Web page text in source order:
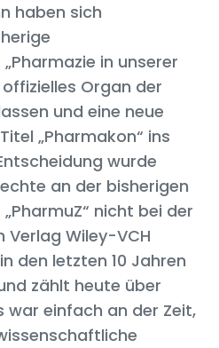
haben sich
in unserer
Organ der
und eine neue
„Pharmakon“ ins
wurde
an der bisherigen
nicht bei der
Verlag Wiley-VCH
den letzten 10 Jahren
zählt heute über
war einfach an der Zeit,